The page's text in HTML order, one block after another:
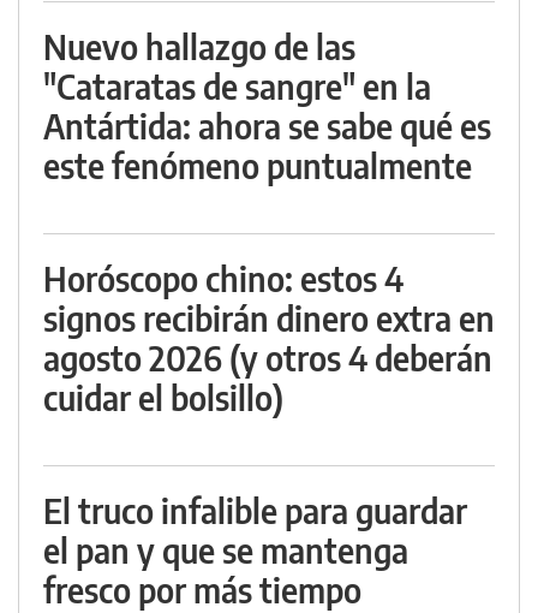
Nuevo hallazgo de las
"Cataratas de sangre" en la
Antártida: ahora se sabe qué es
este fenómeno puntualmente
Horóscopo chino: estos 4
signos recibirán dinero extra en
agosto 2026 (y otros 4 deberán
cuidar el bolsillo)
El truco infalible para guardar
el pan y que se mantenga
fresco por más tiempo